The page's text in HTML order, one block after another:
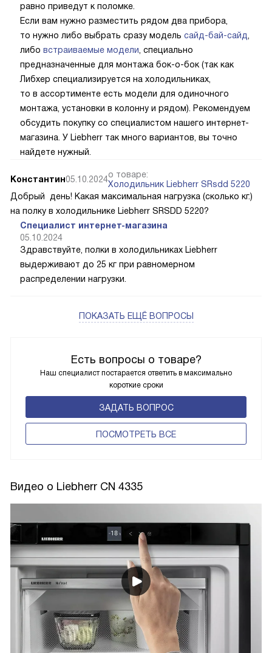
Есть вопросы о товаре?
Наш специалист постарается ответить в максимально
короткие сроки
ЗАДАТЬ ВОПРОС
ПОCМОТРЕТЬ ВСЕ
равно приведут к поломке.
Если вам нужно разместить рядом два прибора,
то нужно либо выбрать сразу модель сайд-бай-сайд
либо встраиваемые модели , специально
предназначенные для монтажа бок-о-бок (так как
Либхер специализируется на холодильниках,
то в ассортименте есть модели для одиночного
монтажа, установки в колонну и рядом). Рекомендуем
обсудить покупку со специалистом нашего интернет-
магазина. У Liebherr так много вариантов, вы точно
найдете нужный.
Константин05.10.2024о товаре:
Холодильник Liebherr SRsdd 5220
Добрый день! Какая максимальная нагрузка (сколько кг.)
на полку в холодильнике Liebherr SRSDD 5220?
Специалист интернет-магазина
05.10.2024
Здравствуйте, полки в холодильниках Liebherr
выдерживают до 25 кг при равномерном
распределении нагрузки.
ПОКАЗАТЬ ЕЩЁ ВОПРОСЫ
Видео о Liebherr CN 4335